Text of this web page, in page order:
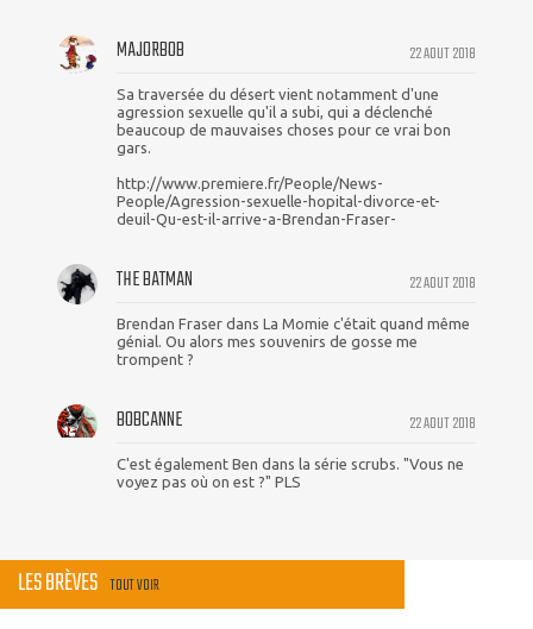
22 AOUT 2018
MAJORBOB
Sa traversée du désert vient notamment d'une
agression sexuelle qu'il a subi, qui a déclenché
beaucoup de mauvaises choses pour ce vrai bon
gars.
http://www.premiere.fr/People/News-
People/Agression-sexuelle-hopital-divorce-et-
deuil-Qu-est-il-arrive-a-Brendan-Fraser-
22 AOUT 2018
THE BATMAN
Brendan Fraser dans La Momie c'était quand même
génial. Ou alors mes souvenirs de gosse me
trompent ?
22 AOUT 2018
BOBCANNE
C'est également Ben dans la série scrubs. "Vous ne
voyez pas où on est ?" PLS
LES BRÈVES TOUT VOIR